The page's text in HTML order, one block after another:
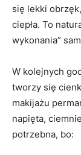
się lekki
ciepła. To
wykonania”
W kolejnych
tworzy się
makijażu
napięta,
potrzebna, bo: